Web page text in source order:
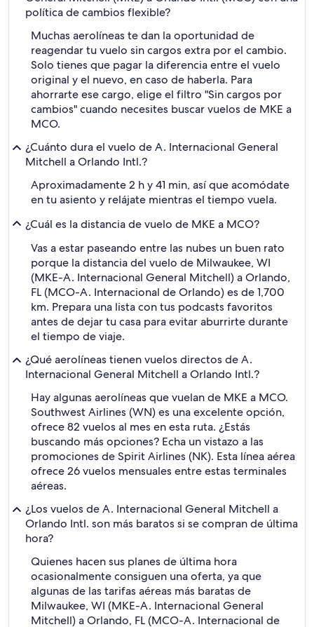
política de cambios flexible?
Muchas aerolíneas te dan la oportunidad de
reagendar tu vuelo sin cargos extra por el cambio.
Solo tienes que pagar la diferencia entre el vuelo
original y el nuevo, en caso de haberla. Para
ahorrarte ese cargo, elige el filtro "Sin cargos por
cambios" cuando necesites buscar vuelos de MKE a
MCO.
¿Cuánto dura el vuelo de A. Internacional General
Mitchell a Orlando Intl.?
Aproximadamente 2 h y 41 min, así que acomódate
en tu asiento y relájate mientras el tiempo vuela.
¿Cuál es la distancia de vuelo de MKE a MCO?
Vas a estar paseando entre las nubes un buen rato
porque la distancia del vuelo de Milwaukee, WI
(MKE-A. Internacional General Mitchell) a Orlando,
FL (MCO-A. Internacional de Orlando) es de 1,700
km. Prepara una lista con tus podcasts favoritos
antes de dejar tu casa para evitar aburrirte durante
el tiempo de viaje.
¿Qué aerolíneas tienen vuelos directos de A.
Internacional General Mitchell a Orlando Intl.?
Hay algunas aerolíneas que vuelan de MKE a MCO.
Southwest Airlines (WN) es una excelente opción,
ofrece 82 vuelos al mes en esta ruta. ¿Estás
buscando más opciones? Echa un vistazo a las
promociones de Spirit Airlines (NK). Esta línea aérea
ofrece 26 vuelos mensuales entre estas terminales
aéreas.
¿Los vuelos de A. Internacional General Mitchell a
Orlando Intl. son más baratos si se compran de última
hora?
Quienes hacen sus planes de última hora
ocasionalmente consiguen una oferta, ya que
algunas de las tarifas aéreas más baratas de
Milwaukee, WI (MKE-A. Internacional General
Mitchell) a Orlando, FL (MCO-A. Internacional de